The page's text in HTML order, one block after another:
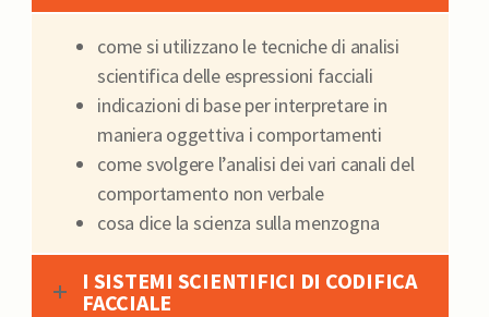
come si utilizzano le tecniche di analisi
scientifica delle espressioni facciali
indicazioni di base per interpretare in
maniera oggettiva i comportamenti
come svolgere l’analisi dei vari canali del
comportamento non verbale
cosa dice la scienza sulla menzogna
I SISTEMI SCIENTIFICI DI CODIFICA
FACCIALE